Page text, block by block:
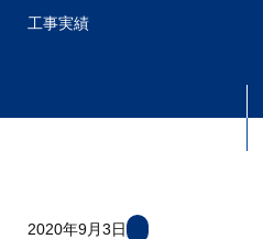
工事実績
2020年9月3日